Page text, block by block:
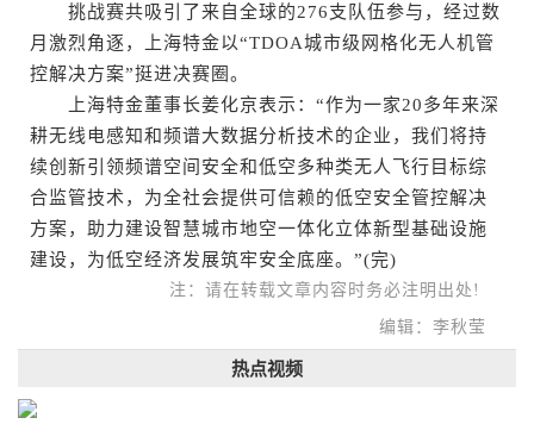
挑战赛共吸引了来自全球的276支队伍参与，经过数
月激烈角逐，上海特金以“TDOA城市级网格化无人机管
控解决方案”挺进决赛圈。
上海特金董事长姜化京表示：“作为一家20多年来深
耕无线电感知和频谱大数据分析技术的企业，我们将持
续创新引领频谱空间安全和低空多种类无人飞行目标综
合监管技术，为全社会提供可信赖的低空安全管控解决
方案，助力建设智慧城市地空一体化立体新型基础设施
建设，为低空经济发展筑牢安全底座。”(完)
注：请在转载文章内容时务必注明出处!
编辑：李秋莹
热点视频